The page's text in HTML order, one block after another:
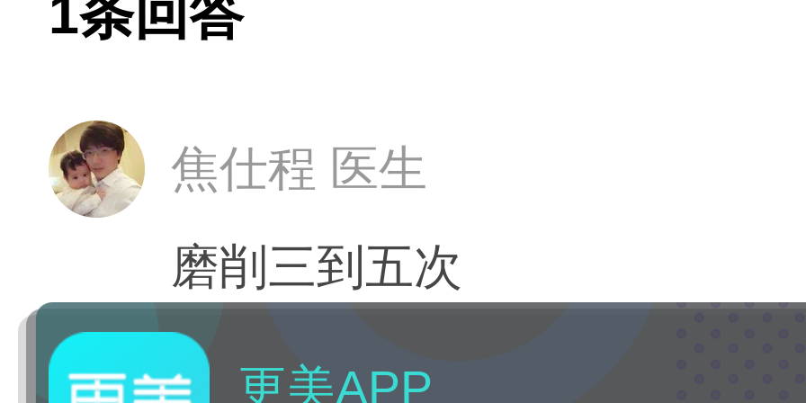
1条回答
焦仕程 医生
磨削三到五次
更美APP